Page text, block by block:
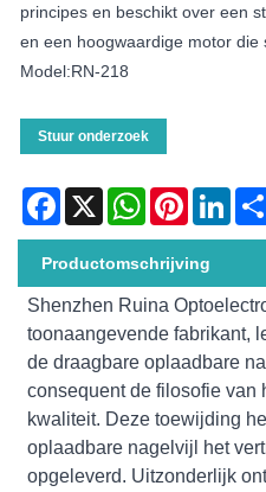
principes en beschikt over een
en een hoogwaardige motor die
Model:RN-218
Stuur onderzoek
Facebook
X WhatsAppPinterest
Productomschrijving
Shenzhen Ruina
toonaangevende fabrikant,
de draagbare oplaadbare
consequent de filosofie van
kwaliteit. Deze toewijding
oplaadbare nagelvijl het
opgeleverd. Uitzonderlijk